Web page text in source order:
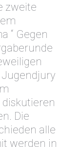
zweite
“ Gegen
Die
alle
werden in